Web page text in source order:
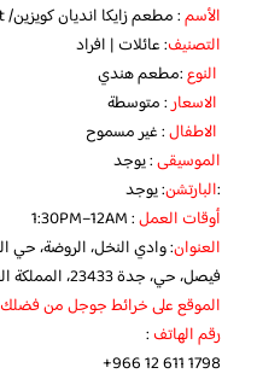
الأسم: مطعم زايكا انديان كويزين/ Zika Indian Cuisine Restaurant
التصنيف: عائلات | افراد
النوع:مطعم هندي
الاسعار: متوسطة
الاطفال: غير مسموح
الموسيقى: يوجد
:البارتشن: يوجد
أوقات العمل: 1:30PM–12AM
العنوان
فيصل، حي، جدة 23433، المملكة العربية السعودية
الموقع على خرائط جوجل من فضلك
رقم الهاتف:
+966 12 611 1798